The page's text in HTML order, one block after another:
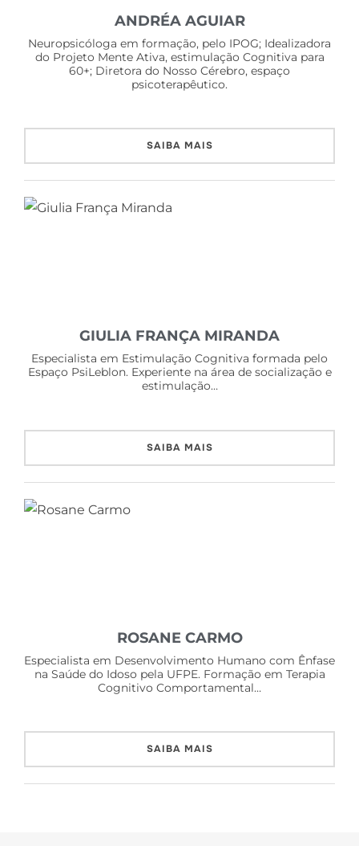
ANDRÉA AGUIAR
Neuropsicóloga em formação, pelo IPOG; Idealizadora
do Projeto Mente Ativa, estimulação Cognitiva para
60+; Diretora do Nosso Cérebro, espaço
psicoterapêutico.
SAIBA MAIS
GIULIA FRANÇA MIRANDA
Especialista em Estimulação Cognitiva formada pelo
Espaço PsiLeblon. Experiente na área de socialização e
estimulação…
SAIBA MAIS
ROSANE CARMO
Especialista em Desenvolvimento Humano com Ênfase
na Saúde do Idoso pela UFPE. Formação em Terapia
Cognitivo Comportamental…
SAIBA MAIS